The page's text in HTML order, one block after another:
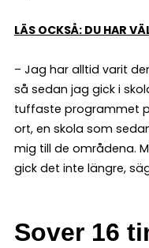
LÄS OCKSÅ: DU HAR
– Jag har alltid varit
så sedan jag gick i
tuffaste programmet
ort, en skola som
mig till de områdena.
gick det inte längre,
Sover 16